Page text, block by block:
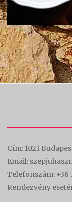
Cím: 1021
Email:
Telefonszám: +36
Rendezvény